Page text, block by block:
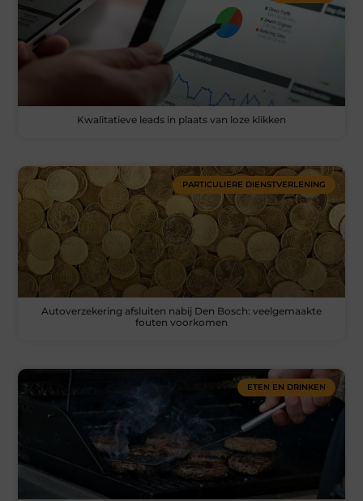
Kwalitatieve leads in plaats van loze klikken
PARTICULIERE DIENSTVERLENING
Autoverzekering afsluiten nabij Den Bosch: veelgemaakte
fouten voorkomen
ETEN EN DRINKEN